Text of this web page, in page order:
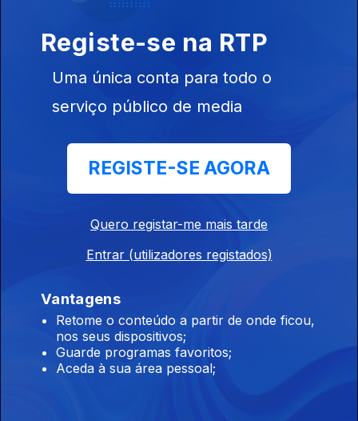
Diogo Rocha
07 ago. 2024
Registe-se na RTP
Uma única conta para todo o
serviço público de media
REGISTE-SE AGORA
Quero registar-me mais tarde
Entrar (utilizadores registados)
Vantagens
Retome o conteúdo a partir de onde ficou,
nos seus dispositivos;
Guarde programas favoritos;
Aceda à sua área pessoal;